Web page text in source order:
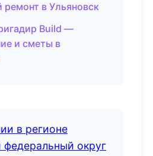
в Ульяновск
Build —
и сметы в
в регионе
округ